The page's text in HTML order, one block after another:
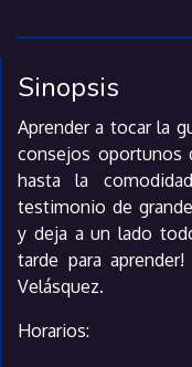
Sinopsis
Aprender a tocar la
consejos oportunos
hasta la
testimonio de
y deja a un lado
tarde para
Velásquez.
Horarios: